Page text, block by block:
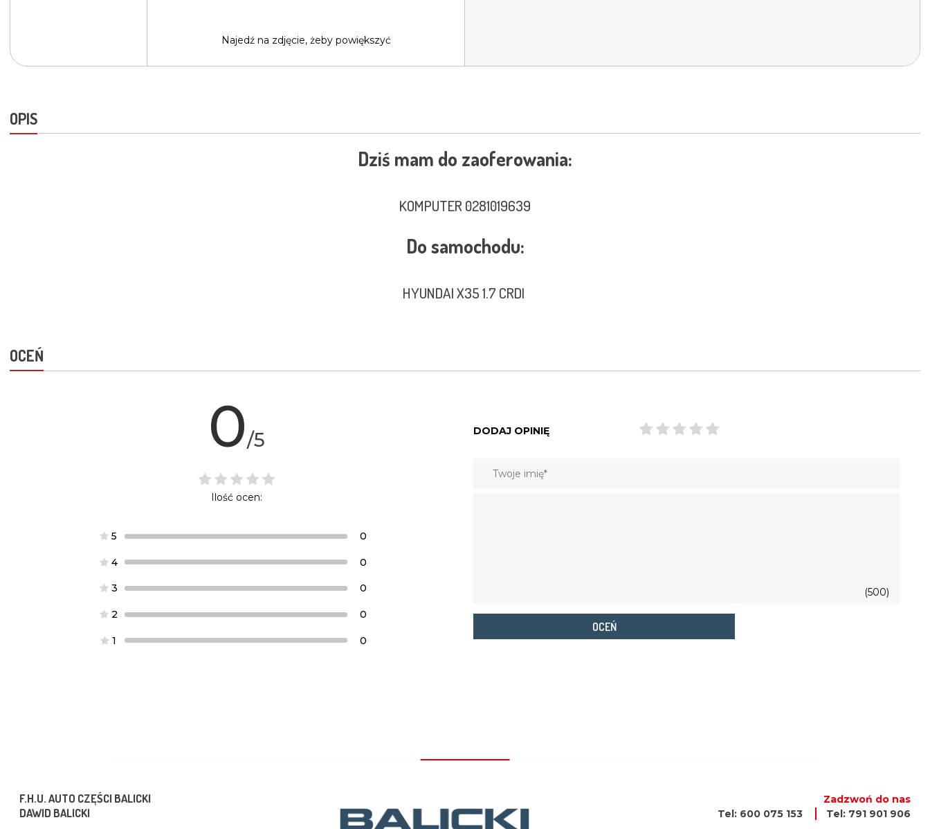
Najedź na zdjęcie, żeby powiększyć
OPIS
Dziś mam do zaoferowania:
KOMPUTER 0281019639
Do samochodu:
HYUNDAI X35 1.7 CRDI
OCEŃ
0/5
Ilość ocen:
5 0
4 0
3 0
2 0
1 0
DODAJ OPINIĘ
(500)
OCEŃ
F.H.U. AUTO CZĘŚCI BALICKI
DAWID BALICKI
Zadzwoń do nas
Tel: 600 075 153
Tel: 791 901 906